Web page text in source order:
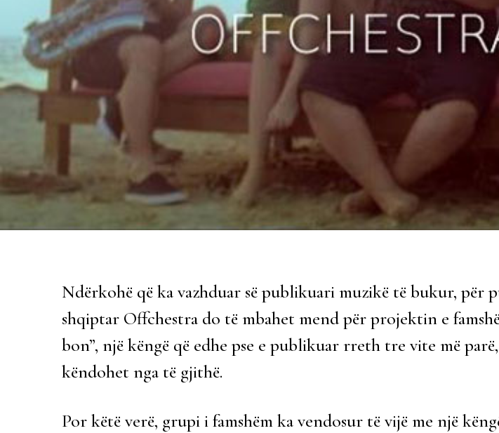
Ndërkohë që ka vazhduar së publikuari muzikë të bukur, për
shqiptar Offchestra do të mbahet mend për projektin e
bon”, një këngë që edhe pse e publikuar rreth tre vite më
këndohet nga të gjithë.
Por këtë verë, grupi i famshëm ka vendosur të vijë me një